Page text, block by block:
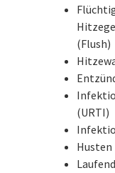
(Flush)
(URTI)
Husten